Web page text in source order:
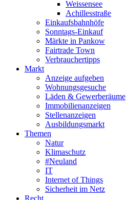
Weissensee
Achillesstraße
Einkaufsbahnhöfe
Sonntags-Einkauf
Märkte in Pankow
Fairtrade Town
Verbrauchertipps
Markt
Anzeige aufgeben
Wohnungsgesuche
Läden & Gewerberäume
Immobilienanzeigen
Stellenanzeigen
Ausbildungsmarkt
Themen
Natur
Klimaschutz
#Neuland
IT
Internet of Things
Sicherheit im Netz